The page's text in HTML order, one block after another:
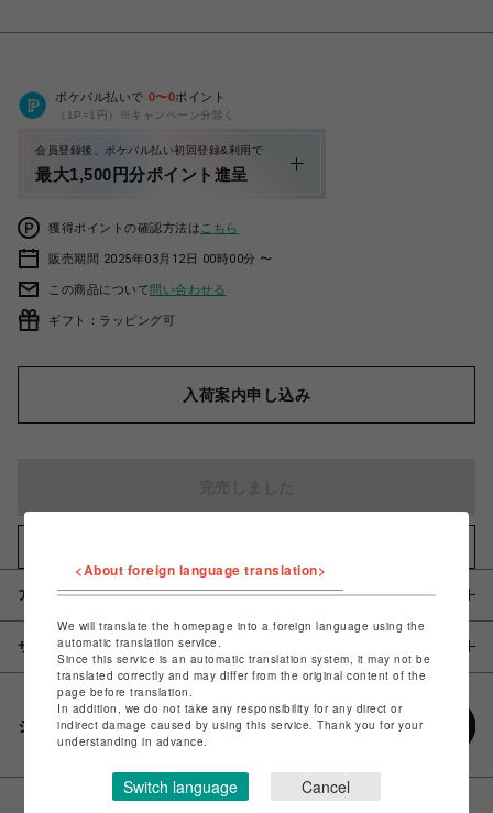
ポケパル払いで 0〜0ポイント
（1P=1円）※キャンペーン分除く
会員登録後、ポケパル払い初回登録&利用で
最大1,500円分ポイント進呈
獲得ポイントの確認方法は こちら
販売期間 2025年03月12日 00時00分 〜
この商品について問い合わせる
ギフト：ラッピング可
入荷案内申し込み
アイテム説明 / 素材
サイズ
シェアする
<About foreign language translation>
We will translate the homepage into a foreign language using the
automatic translation service.
Since this service is an automatic translation system, it may not be
translated correctly and may differ from the original content of the
page before translation.
In addition, we do not take any responsibility for any direct or
indirect damage caused by using this service. Thank you for your
understanding in advance.
Switch language Cancel